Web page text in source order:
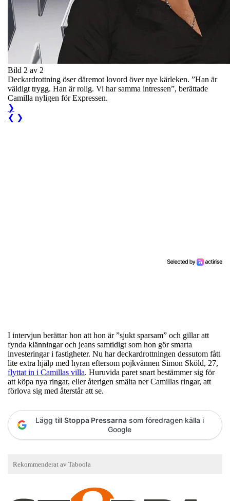
Bild 2 av 2
Deckardrottning öser däremot lovord över nye kärleken. ”Han är
väldigt trygg. Han är rolig. Vi har samma intressen”, berättade
Camilla nyligen för Expressen.
❯
❮ ❯
I intervjun berättar hon att hon är ”sjukt sparsam” och gillar att
fynda klänningar och jeans samtidigt som hon gör smarta
investeringar i fastigheter. Nu har deckardrottningen dessutom fått
lite extra hjälp med hyran eftersom pojkvännen Simon Sköld, 27,
flyttat in i Camillas villa. Huruvida paret snart bestämmer sig för
att köpa nya ringar, eller återigen smälta ner Camillas ringar, att
förlova sig med återstår att se.
Lägg till Stoppa Pressarna som föredragen källa i
Google